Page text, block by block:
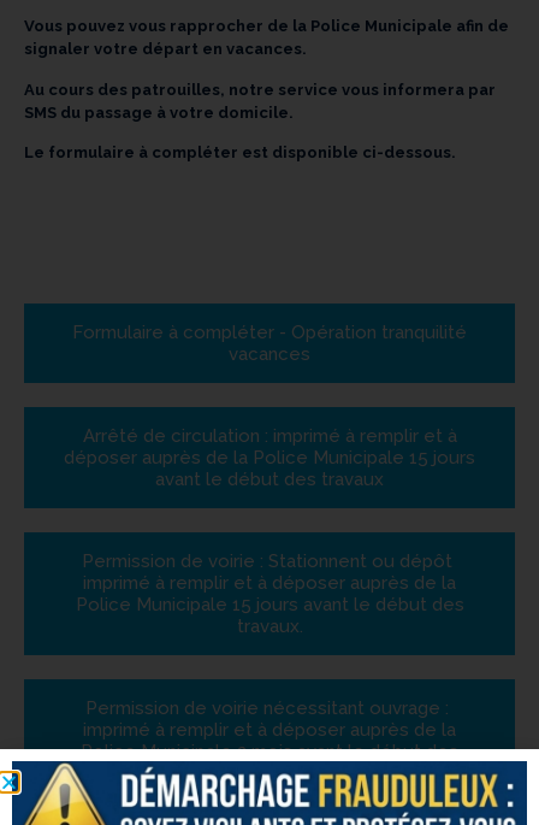
Vous pouvez vous rapprocher de la Police Municipale afin de
signaler votre départ en vacances.
Au cours des patrouilles, notre service vous informera par
SMS du passage à votre domicile.
Le formulaire à compléter est disponible ci-dessous.
Formulaire à compléter - Opération tranquilité
vacances
Arrêté de circulation : imprimé à remplir et à
déposer auprès de la Police Municipale 15 jours
avant le début des travaux
Permission de voirie : Stationnent ou dépôt
imprimé à remplir et à déposer auprès de la
Police Municipale 15 jours avant le début des
travaux.
Permission de voirie nécessitant ouvrage :
imprimé à remplir et à déposer auprès de la
Police Municipale 2 mois avant le début des
travaux.